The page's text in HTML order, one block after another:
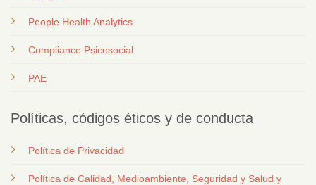
People Health Analytics
Compliance Psicosocial
PAE
Políticas, códigos éticos y de conducta
Política de Privacidad
Política de Calidad, Medioambiente, Seguridad y Salud y